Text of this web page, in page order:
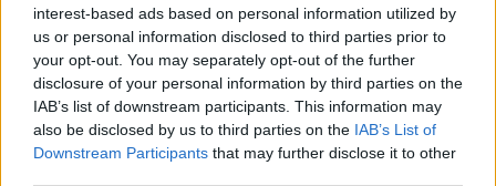
interest-based ads based on personal information utilized by
us or personal information disclosed to third parties prior to
your opt-out. You may separately opt-out of the further
disclosure of your personal information by third parties on the
IAB’s list of downstream participants. This information may
also be disclosed by us to third parties on the IAB’s List of
Downstream Participants that may further disclose it to other
Publicidad